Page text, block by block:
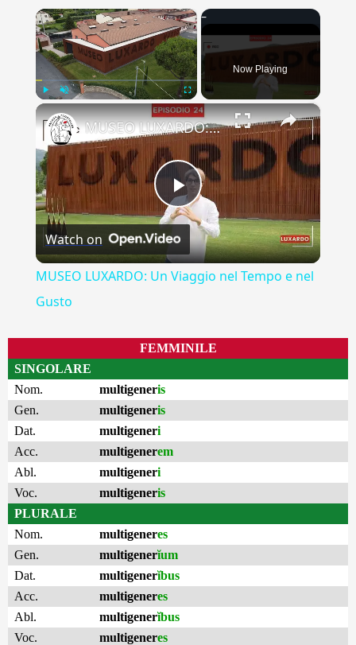
×
Fullscreen
Now Playing
×
Play
Video
MUSEO LUXARDO: Un Viaggio nel Tempo e nel Gusto
Watch on
MUSEO LUXARDO: Un Viaggio nel Tempo e nel
Gusto
FEMMINILE
SINGOLARE
Nom.
multigeneris
Gen.
multigeneris
Dat.
multigeneri
Acc.
multigenerem
Abl.
multigeneri
Voc.
multigeneris
PLURALE
Nom.
multigeneres
Gen.
multigenerĭum
Dat.
multigenerĭbus
Acc.
multigeneres
Abl.
multigenerĭbus
Voc.
multigeneres